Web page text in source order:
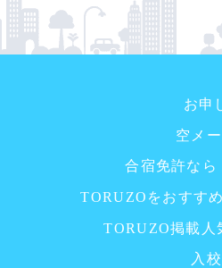
お申
空メ
合宿免許な
TORUZOをおすす
TORUZO掲載人
入